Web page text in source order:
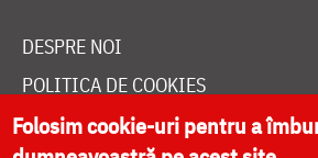
DESPRE NOI
POLITICA DE COOKIES
DONEAZĂ ONLINE PENTRU
Folosim cookie-uri pentru a